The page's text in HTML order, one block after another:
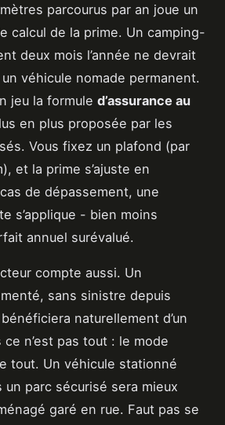
parcourus par an joue un
calcul de la prime. Un camping-
deux mois l’année ne devrait
véhicule nomade permanent.
jeu la formule d’assurance au
en plus proposée par les
Vous fixez un plafond (par
et la prime s’ajuste en
de dépassement, une
s’applique - bien moins
annuel surévalué.
compte aussi. Un
sans sinistre depuis
naturellement d’un
n’est pas tout : le mode
tout. Un véhicule stationné
un parc sécurisé sera mieux
garé en rue. Faut pas se